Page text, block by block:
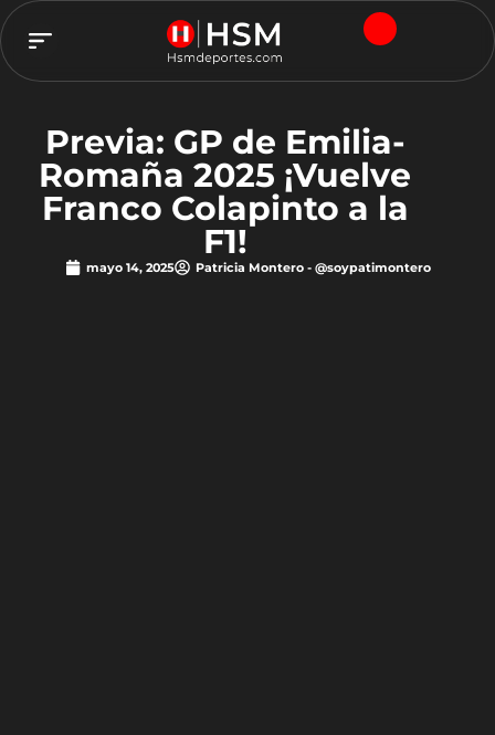
Previa: GP de Emilia-
Romaña 2025 ¡Vuelve
Franco Colapinto a la
F1!
mayo 14, 2025 Patricia Montero - @soypatimontero